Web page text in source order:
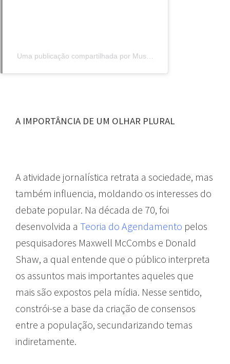
A IMPORTÂNCIA DE UM OLHAR PLURAL
A atividade jornalística retrata a sociedade, mas
também influencia, moldando os interesses do
debate popular. Na década de 70, foi
desenvolvida a Teoria do Agendamento pelos
pesquisadores Maxwell McCombs e Donald
Shaw, a qual entende que o público interpreta
os assuntos mais importantes aqueles que
mais são expostos pela mídia. Nesse sentido,
constrói-se a base da criação de consensos
entre a população, secundarizando temas
indiretamente.